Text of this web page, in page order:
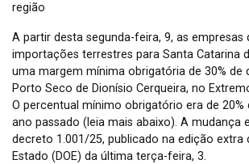
região
A partir desta segunda-feira, 9, as empresas
importações terrestres para Santa Catarina
uma margem mínima obrigatória de 30% de
Porto Seco de Dionísio Cerqueira, no
O percentual mínimo obrigatório era de 20%
ano passado (leia mais abaixo). A mudança
decreto 1.001/25, publicado na edição extra
Estado (DOE) da última terça-feira, 3.